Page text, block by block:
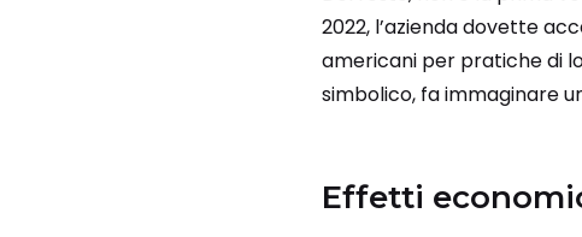
2022, l’azienda dovette
americani per pratiche di
simbolico, fa immaginare
Effetti